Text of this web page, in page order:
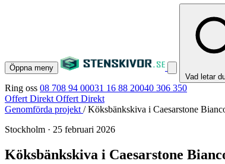
Öppna meny
Vad letar
Ring oss 08 708 94 00031 16 88 20040 306 350
Offert Direkt Offert Direkt
Genomförda projekt / Köksbänkskiva i Caesarstone
Stockholm · 25 februari 2026
Köksbänkskiva i Caesarstone